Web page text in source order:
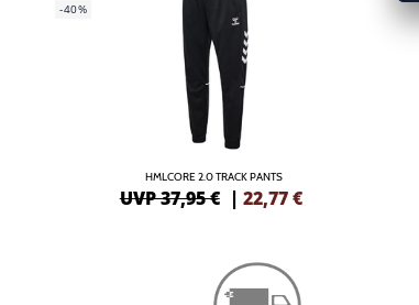
-40%
HMLCORE 2.0 TRACK PANTS
UVP 37,95 € | 22,77€